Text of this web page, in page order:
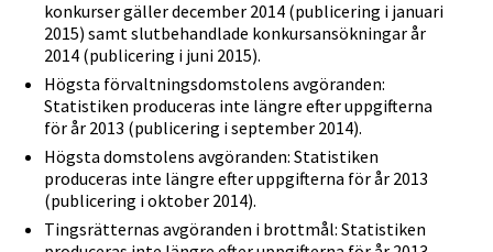
konkurser gäller december 2014 (publicering i januari
2015) samt slutbehandlade konkursansökningar år
2014 (publicering i juni 2015).
Högsta förvaltningsdomstolens avgöranden:
Statistiken produceras inte längre efter uppgifterna
för år 2013 (publicering i september 2014).
Högsta domstolens avgöranden: Statistiken
produceras inte längre efter uppgifterna för år 2013
(publicering i oktober 2014).
Tingsrätternas avgöranden i brottmål: Statistiken